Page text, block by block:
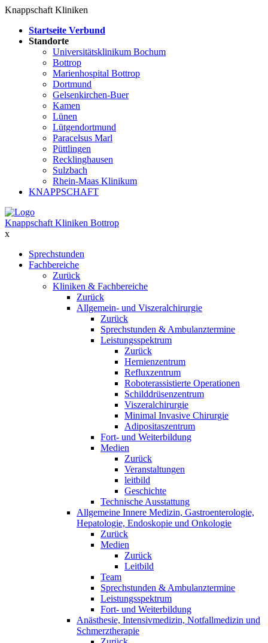
Knappschaft Kliniken
Startseite Verbund
Standorte
Universitätsklinikum Bochum
Bottrop
Marienhospital Bottrop
Dortmund
Gelsenkirchen-Buer
Kamen
Lünen
Lütgendortmund
Paracelsus Marl
Püttlingen
Recklinghausen
Sulzbach
Rhein-Maas Klinikum
KNAPPSCHAFT
Knappschaft Kliniken Bottrop
x
Sprechstunden
Fachbereiche
Zurück
Kliniken & Fachbereiche
Zurück
Allgemein- und Viszeralchirurgie
Zurück
Sprechstunden & Ambulanztermine
Leistungsspektrum
Zurück
Hernienzentrum
Refluxzentrum
Roboterassistierte Operationen
Schilddrüsenzentrum
Viszeralchirurgie
Minimal Invasive Chirurgie
Adipositaszentrum
Fort- und Weiterbildung
Medien
Zurück
Veranstaltungen
leitbild
Geschichte
Technische Ausstattung
Allgemeine Innere Medizin, Gastroenterologie,
Hepatologie, Endoskopie und Onkologie
Zurück
Medien
Zurück
Leitbild
Team
Sprechstunden & Ambulanztermine
Leistungsspektrum
Fort- und Weiterbildung
Anästhesie, Intensivmedizin, Notfallmedizin und
Schmerztherapie